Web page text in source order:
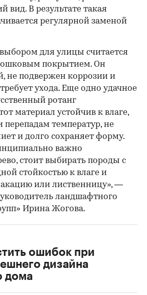
вид. В результате такая
регулярной заменой
для улицы считается
покрытием. Он
не подвержен коррозии и
ухода. Еще одно удачное
ротанг
материал устойчив к влаге,
перепадам температур, не
и долго сохраняет форму.
важно
стоит выбирать породы с
стойкостью к влаге и
или лиственницу», —
ландшафтного
Ирина Жогова.
ошибок при
дизайна
дома